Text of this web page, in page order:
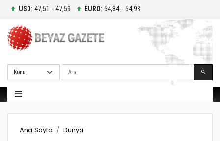
USD: 47,51 - 47,59 EURO: 54,84 - 54,93
Ara
Ana Sayfa Dünya